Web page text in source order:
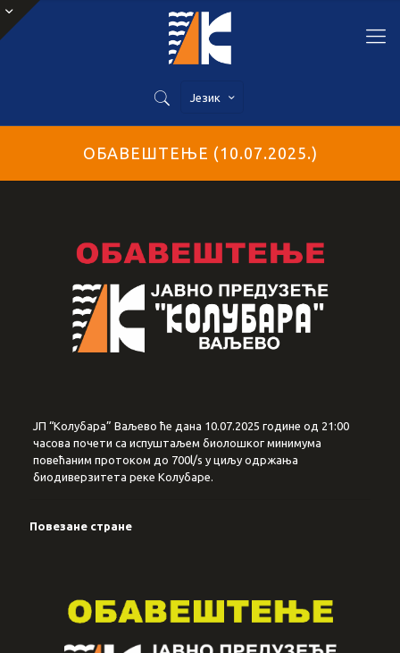
Језик
ОБАВЕШТЕЊЕ (10.07.2025.)
ЈП “Колубара” Ваљево ће дана 10.07.2025 године од 21:00
часова почети са испуштаљем биолошког минимума
повећаним протоком до 700l/s у циљу одржања
биодиверзитета реке Колубаре.
Повезане стране